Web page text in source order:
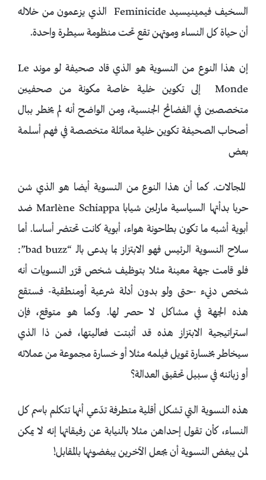
السخيف فيمينيسيد Feminicide الذي يزعمون من خلاله
أن حياة كل النساء وموتهن تقع تحت منظومة سيطرة واحدة.
إن هذا النوع من النسوية هو الذي قاد صحيفة لو موند Le
Monde إلى تكوين خلية خاصة مكونة من صحفيين
متخصصين في الفضائح الجنسية، ومن الواضح أنه لم يخطر ببال
أصحاب الصحيفة تكوين خلية مماثلة متخصصة في فهم أسلمة
بعض
المجالات. كما أن هذا النوع من النسوية أيضا هو الذي شن
حربا بدأتها السياسية مارلين شيابا Marlène Schiappa ضد
أبوية أشبه ما تكون بطاحونة هواء، أبوية كانت تحتضر أساسا. أما
سلاح النسوية الرئيس فهو الابتزاز بما يدعى بالـ “bad buzz”:
فلو قامت جهة معينة مثلا بتوظيف شخص قرّر النسويات أنه
شخص دنيء -حتى ولو بدون أدلة شرعية أومنطقية- فستقع
هذه الجهة في مشاكل لا حصر لها. وكما هو متوقع، فإن
استراتيجية الابتزاز هذه قد أثبتت فعاليتها، فمن ذا الذي
سيخاطر بخسارة تمويل فيلمه مثلا أو خسارة مجموعة من عملائه
أو زبائنه في سبيل تحقيق العدالة؟
هذه النسوية التي تشكل أقلية متطرفة تدّعي أنها تتكلم باسم كل
النساء، كأن تقول إحداهن مثلا بالنيابة عن رفيقاتها إنه لا يمكن
لمن يبغض النسوية أن يجعل الآخرين يبغضونها بالمقابل!